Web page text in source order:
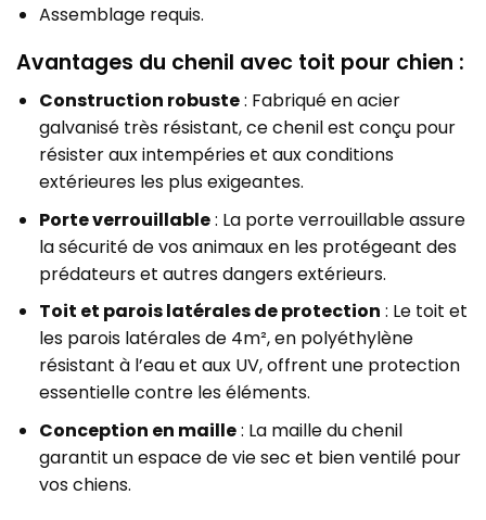
Assemblage requis.
Avantages du chenil avec toit pour chien :
Construction robuste: Fabriqué en acier
galvanisé très résistant, ce chenil est conçu pour
résister aux intempéries et aux conditions
extérieures les plus exigeantes.
Porte verrouillable: La porte verrouillable assure
la sécurité de vos animaux en les protégeant des
prédateurs et autres dangers extérieurs.
Toit et parois latérales de protection : Le toit et
les parois latérales de 4m², en polyéthylène
résistant à l’eau et aux UV, offrent une protection
essentielle contre les éléments.
Conception en maille: La maille du chenil
garantit un espace de vie sec et bien ventilé pour
vos chiens.